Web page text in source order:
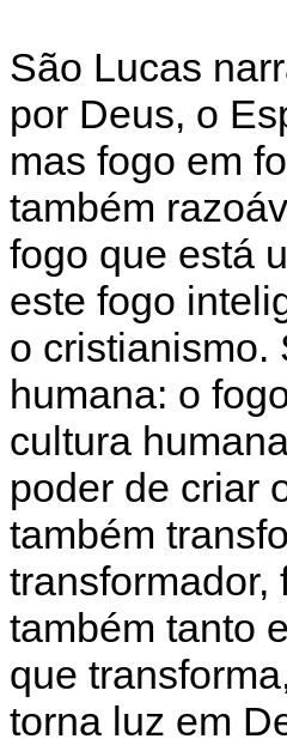
São Lucas
por Deus, o
mas fogo em
também
fogo que está
este fogo
o cristianismo.
humana: o
cultura
poder de criar
também
transformador,
também tanto
que
torna luz em